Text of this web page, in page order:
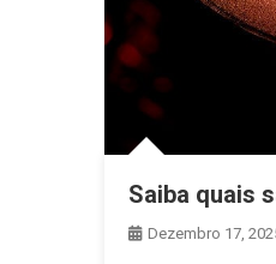
Saiba quais
Dezembro 17,